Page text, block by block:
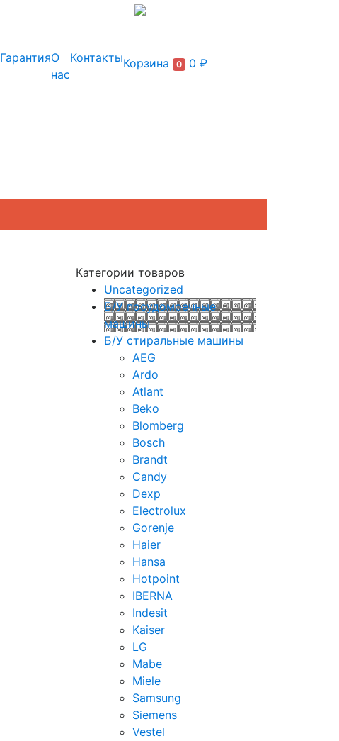
ГарантияО
нас
КонтактыКорзина 0 0 ₽
Категории товаров
Uncategorized
Б/У посудомоечные
машины
Б/У стиральные машины
AEG
Ardo
Atlant
Beko
Blomberg
Bosch
Brandt
Candy
Dexp
Electrolux
Gorenje
Haier
Hansa
Hotpoint
IBERNA
Indesit
Kaiser
LG
Mabe
Miele
Samsung
Siemens
Vestel